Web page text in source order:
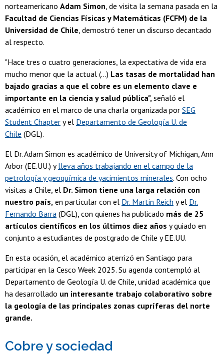
norteamericano Adam Simon, de visita la semana pasada en la
Facultad de Ciencias Físicas y Matemáticas (FCFM) de la
Universidad de Chile, demostró tener un discurso decantado
al respecto.
"Hace tres o cuatro generaciones, la expectativa de vida era
mucho menor que la actual (...) Las tasas de mortalidad han
bajado gracias a que el cobre es un elemento clave e
importante en la ciencia y salud pública",señaló el
académico en el marco de una charla organizada por SEG
Student Chapter y el Departamento de Geología U. de
Chile (DGL).
El Dr. Adam Simon es académico de University of Michigan, Ann
Arbor (EE.UU.) ylleva años trabajando en el campo de la
petrología y geoquímica de yacimientos minerales. Con ocho
visitas a Chile, el Dr. Simon tiene una larga relación con
nuestro país, en particular con el Dr. Martin Reich y el Dr.
Fernando Barra (DGL), con quienes ha publicado más de 25
artículos científicos en los últimos diez años y guiado en
conjunto a estudiantes de postgrado de Chile y EE.UU.
En esta ocasión, el académico aterrizó en Santiago para
participar en la Cesco Week 2025. Su agenda contempló al
Departamento de Geología U. de Chile, unidad académica que
ha desarrollado un interesante trabajo colaborativo sobre
la geología de las principales zonas cupríferas del norte
grande.
Cobre y sociedad